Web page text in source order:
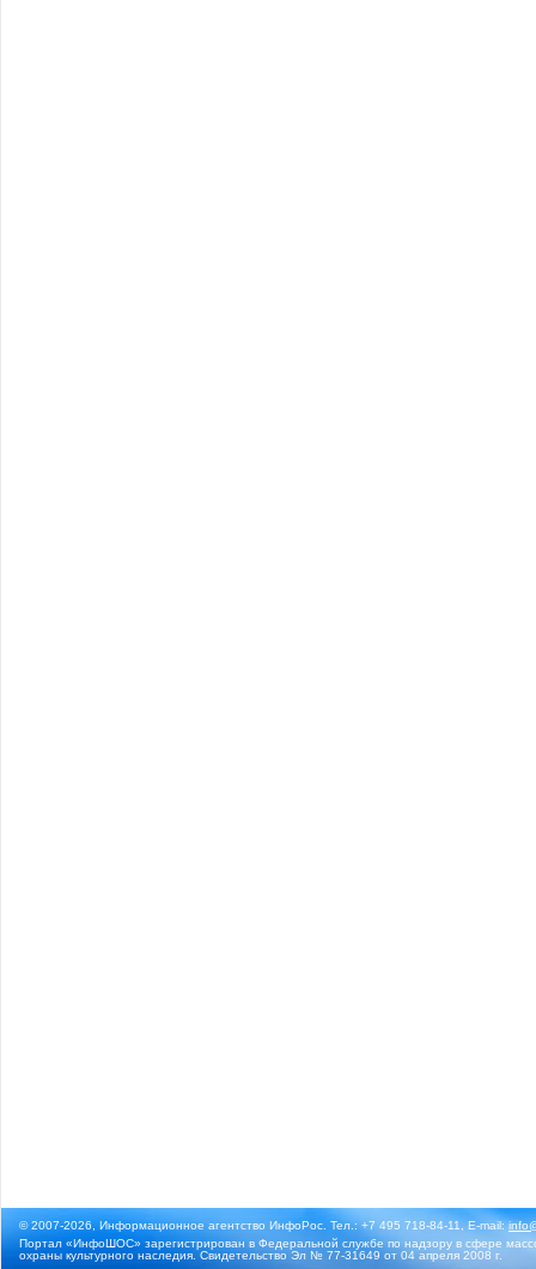
© 2007-2026, Информационное агентство ИнфоРос. Тел.: +7 495 718-84-11, E-mail:
Портал «ИнфоШОС» зарегистрирован в Федеральной службе по надзору в сфере
охраны культурного наследия. Свидетельство Эл № 77-31649 от 04 апреля 2008 г.